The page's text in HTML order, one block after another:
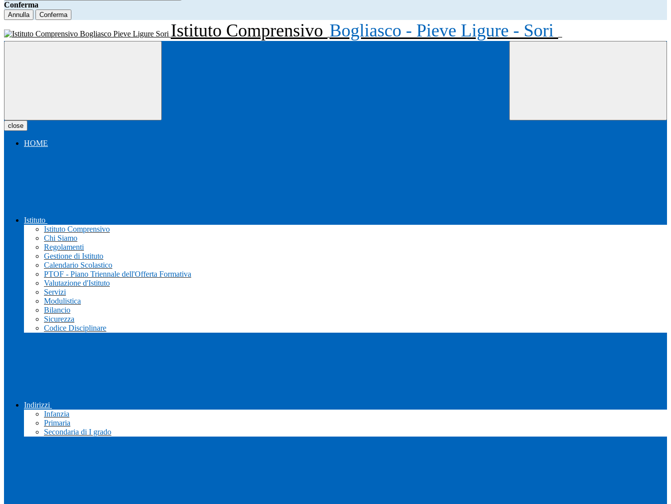
Conferma
Annulla Conferma
Istituto Comprensivo Bogliasco - Pieve Ligure - Sori
close
HOME
Istituto
Istituto Comprensivo
Chi Siamo
Regolamenti
Gestione di Istituto
Calendario Scolastico
PTOF - Piano Triennale dell'Offerta Formativa
Valutazione d'Istituto
Servizi
Modulistica
Bilancio
Sicurezza
Codice Disciplinare
Indirizzi
Infanzia
Primaria
Secondaria di I grado